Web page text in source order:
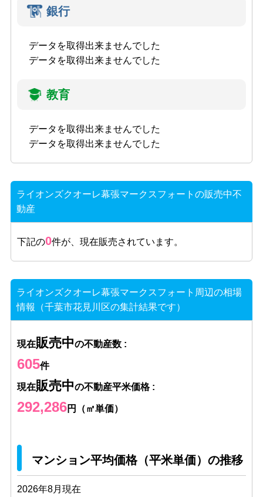
銀行
データを取得出来ませんでした
データを取得出来ませんでした
教育
データを取得出来ませんでした
データを取得出来ませんでした
ライオンズクオーレ幕張マークスフォートの販売中不
動産
下記の0件が、現在販売されています。
ライオンズクオーレ幕張マークスフォート周辺の相場
情報（千葉市花見川区の集計結果です）
現在販売中の不動産数 :
605件
現在販売中の不動産平米価格 :
292,286円（㎡単価）
マンション平均価格（平米単価）の推移
2026年8月現在